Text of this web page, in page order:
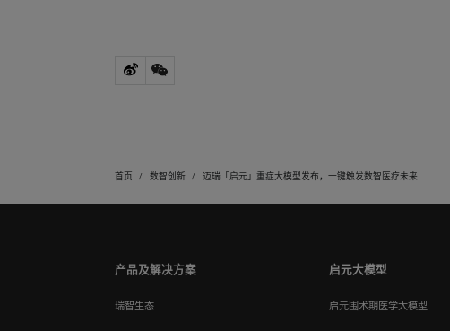
首页 数智创新 迈瑞「启元」重症大模型发布，一键触发数智医疗未来
产品及解决方案
瑞智生态
启元大模型
启元围术期医学大模型